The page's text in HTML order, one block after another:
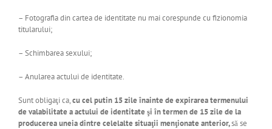
– Fotografia din cartea de identitate nu mai corespunde cu fizionomia
titularului;
– Schimbarea sexului;
– Anularea actului de identitate.
Sunt obligaţi ca,cu cel putin 15 zile înainte de expirarea termenului
de valabilitate a actului de identitate şi în termen de 15 zile de la
producerea uneia dintre celelalte situaţii menţionate anterior,să se